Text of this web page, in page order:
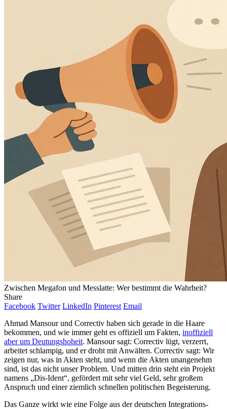
Zwischen Megafon und Messlatte: Wer bestimmt die Wahrheit?
Share
Facebook Twitter LinkedIn Pinterest Email
Ahmad Mansour und Correctiv haben sich gerade in die Haare
bekommen, und wie immer geht es offiziell um Fakten, inoffiziell
aber um Deutungshoheit. Mansour sagt: Correctiv lügt, verzerrt,
arbeitet schlampig, und er droht mit Anwälten. Correctiv sagt: Wir
zeigen nur, was in Akten steht, und wenn die Akten unangenehm
sind, ist das nicht unser Problem. Und mitten drin steht ein Projekt
namens „Dis-Ident“, gefördert mit sehr viel Geld, sehr großem
Anspruch und einer ziemlich schnellen politischen Begeisterung.
Das Ganze wirkt wie eine Folge aus der deutschen Integrations-